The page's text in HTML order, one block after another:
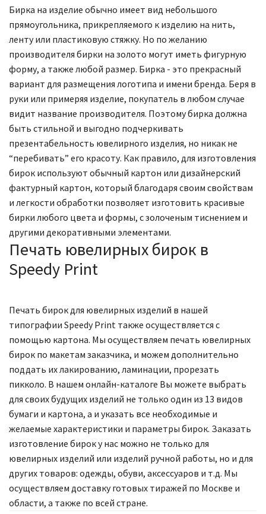
Бирка на изделие обычно имеет вид небольшого
прямоугольника, прикрепляемого к изделию на нить,
ленту или пластиковую стяжку. Но по желанию
производителя бирки на золото могут иметь фигурную
форму, а также любой размер. Бирка - это прекрасный
вариант для размещения логотипа и имени бренда. Беря в
руки или примеряя изделие, покупатель в любом случае
видит название производителя. Поэтому бирка должна
быть стильной и выгодно подчеркивать
презентабельность ювелирного изделия, но никак не
“перебивать” его красоту. Как правило, для изготовления
бирок используют обычный картон или дизайнерский
фактурный картон, который благодаря своим свойствам
и легкости обработки позволяет изготовить красивые
бирки любого цвета и формы, с золоченым тиснением и
другими декоративными элементами.
Печать ювелирных бирок в
Speedy Print
Печать бирок для ювелирных изделий в нашей
типографии Speedy Print также осуществляется с
помощью картона. Мы осуществляем печать ювелирных
бирок по макетам заказчика, и можем дополнительно
поддать их лакированию, ламинации, прорезать
пикколо. В нашем онлайн-каталоге Вы можете выбрать
для своих будущих изделий не только один из 13 видов
бумаги и картона, а и указать все необходимые и
желаемые характеристики и параметры бирок. Заказать
изготовление бирок у нас можно не только для
ювелирных изделий или изделий ручной работы, но и для
других товаров: одежды, обуви, аксессуаров и т.д. Мы
осуществляем доставку готовых тиражей по Москве и
области, а также по всей стране.